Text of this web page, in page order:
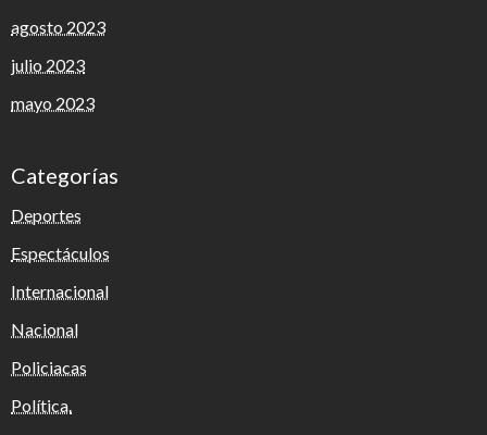
agosto 2023
julio 2023
mayo 2023
Categorías
Deportes
Espectáculos
Internacional
Nacional
Policiacas
Política.